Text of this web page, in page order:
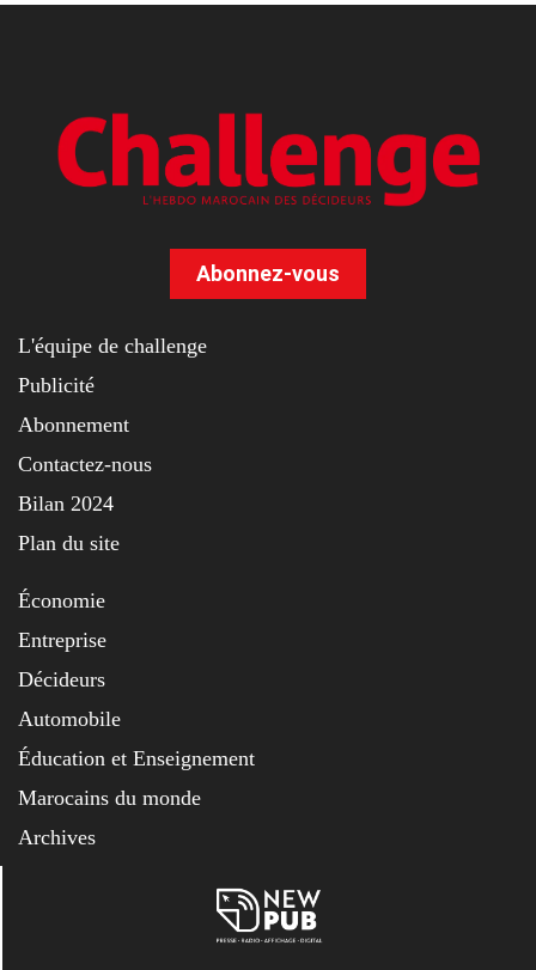
Abonnez-vous
L'équipe de challenge
Publicité
Abonnement
Contactez-nous
Bilan 2024
Plan du site
Économie
Entreprise
Décideurs
Automobile
Éducation et Enseignement
Marocains du monde
Archives